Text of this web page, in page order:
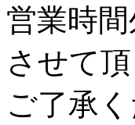
営業時
させて頂
ご了承く